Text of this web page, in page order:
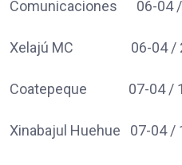
Comunicaciones 06-
Xelajú MC 06-04 /
Coatepeque 07-04 /
Xinabajul Huehue 07-